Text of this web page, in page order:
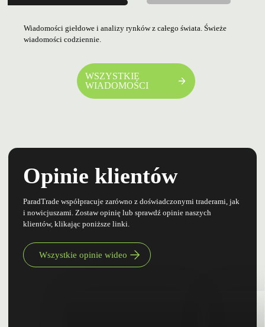
Wiadomości giełdowe i analizy rynków z całego świata. Świeże
wiadomości codziennie.
WSZYSTKIE
WIADOMOŚCI
Opinie klientów
ParadTrade współpracuje zarówno z doświadczonymi traderami, jak
i nowicjuszami. Zostaw opinię lub sprawdź opinie naszych
klientów, klikając poniższe linki.
Wszystkie opinie wideo